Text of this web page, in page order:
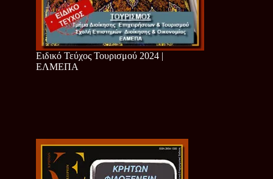
Ειδικό Τεύχος Τουρισμού 2024 |
ΕΛΜΕΠΑ